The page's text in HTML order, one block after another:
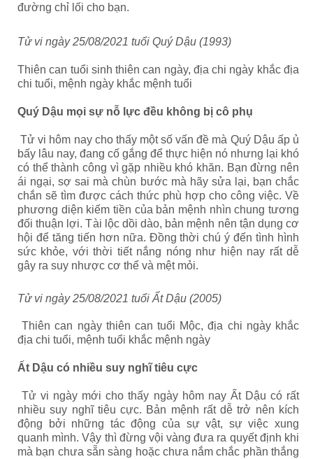
đường chỉ lối cho bạn.
Tử vi ngày 25/08/2021 tuổi Quý Dậu (1993)
Thiên can tuổi sinh thiên can ngày, địa chi ngày khắc địa
chi tuổi, mệnh ngày khắc mệnh tuổi
Quý Dậu mọi sự nỗ lực đều không bị cô phụ
Tử vi hôm nay cho thấy một số vấn đề mà Quý Dậu ấp ủ
bấy lâu nay, đang cố gắng để thực hiện nó nhưng lại khó
có thể thành công vì gặp nhiều khó khăn. Bạn đừng nên
ái ngại, sợ sai mà chùn bước mà hãy sửa lại, bạn chắc
chắn sẽ tìm được cách thức phù hợp cho công việc. Về
phương diện kiếm tiền của bản mệnh nhìn chung tương
đối thuận lợi. Tài lộc dồi dào, bản mệnh nên tận dụng cơ
hội để tăng tiến hơn nữa. Đồng thời chú ý đến tình hình
sức khỏe, với thời tiết nắng nóng như hiện nay rất dễ
gây ra suy nhược cơ thể và mệt mỏi.
Tử vi ngày 25/08/2021 tuổi Ất Dậu (2005)
Thiên can ngày thiên can tuổi Mộc, địa chi ngày khắc
địa chi tuổi, mệnh tuổi khắc mệnh ngày
Ất Dậu có nhiều suy nghĩ tiêu cực
Tử vi ngày mới cho thấy ngày hôm nay Ất Dậu có rất
nhiều suy nghĩ tiêu cực. Bản mệnh rất dễ trở nên kích
động bởi những tác động của sự vật, sự việc xung
quanh mình. Vậy thì đừng vội vàng đưa ra quyết định khi
mà bạn chưa sẵn sàng hoặc chưa nắm chắc phần thắng